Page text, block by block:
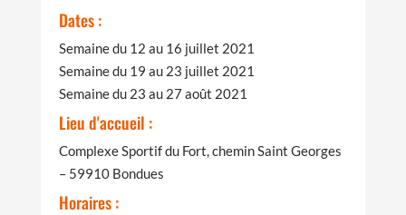
Dates :
Semaine du 12 au 16 juillet 2021
Semaine du 19 au 23 juillet 2021
Semaine du 23 au 27 août 2021
Lieu d'accueil :
Complexe Sportif du Fort, chemin Saint Georges
– 59910 Bondues
Horaires :